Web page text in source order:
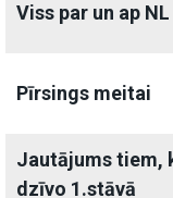
Viss par un ap NL
Pīrsings meitai
Jautājums tiem,
dzīvo 1.stāvā